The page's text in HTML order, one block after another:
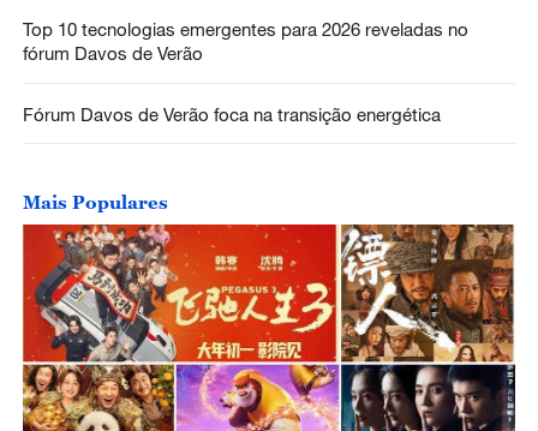
Top 10 tecnologias emergentes para 2026 reveladas no
fórum Davos de Verão
Fórum Davos de Verão foca na transição energética
Mais Populares